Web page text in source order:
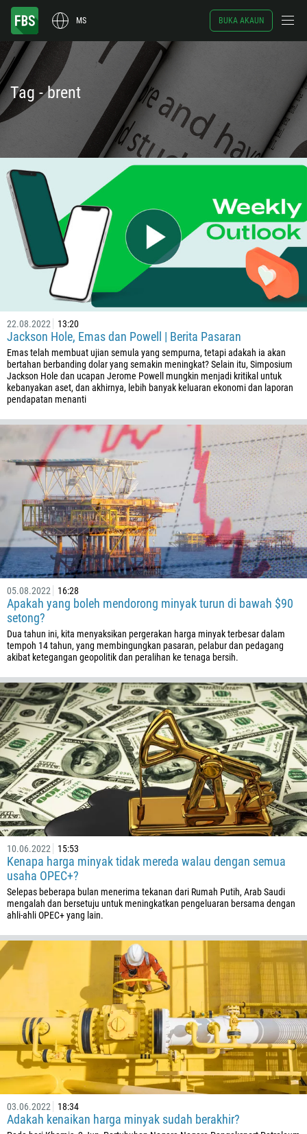
MS BUKA AKAUN
Tag - brent
22.08.2022 13:20
Jackson Hole, Emas dan Powell | Berita Pasaran
Emas telah membuat ujian semula yang sempurna, tetapi adakah ia akan
bertahan berbanding dolar yang semakin meningkat? Selain itu, Simposium
Jackson Hole dan ucapan Jerome Powell mungkin menjadi kritikal untuk
kebanyakan aset, dan akhirnya, lebih banyak keluaran ekonomi dan laporan
pendapatan menanti
05.08.2022 16:28
Apakah yang boleh mendorong minyak turun di bawah $90
setong?
Dua tahun ini, kita menyaksikan pergerakan harga minyak terbesar dalam
tempoh 14 tahun, yang membingungkan pasaran, pelabur dan pedagang
akibat ketegangan geopolitik dan peralihan ke tenaga bersih.
10.06.2022 15:53
Kenapa harga minyak tidak mereda walau dengan semua
usaha OPEC+?
Selepas beberapa bulan menerima tekanan dari Rumah Putih, Arab Saudi
mengalah dan bersetuju untuk meningkatkan pengeluaran bersama dengan
ahli-ahli OPEC+ yang lain.
03.06.2022 18:34
Adakah kenaikan harga minyak sudah berakhir?